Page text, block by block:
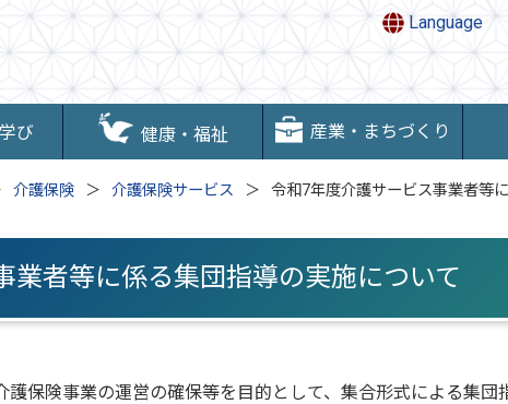
Language
び 健康・福祉 産業・まちづくり
介護保険 介護保険サービス 令和7年度介護サービス事業者等
業者等に係る集団指導の実施について
保険事業の運営の確保等を目的として、集合形式による集団